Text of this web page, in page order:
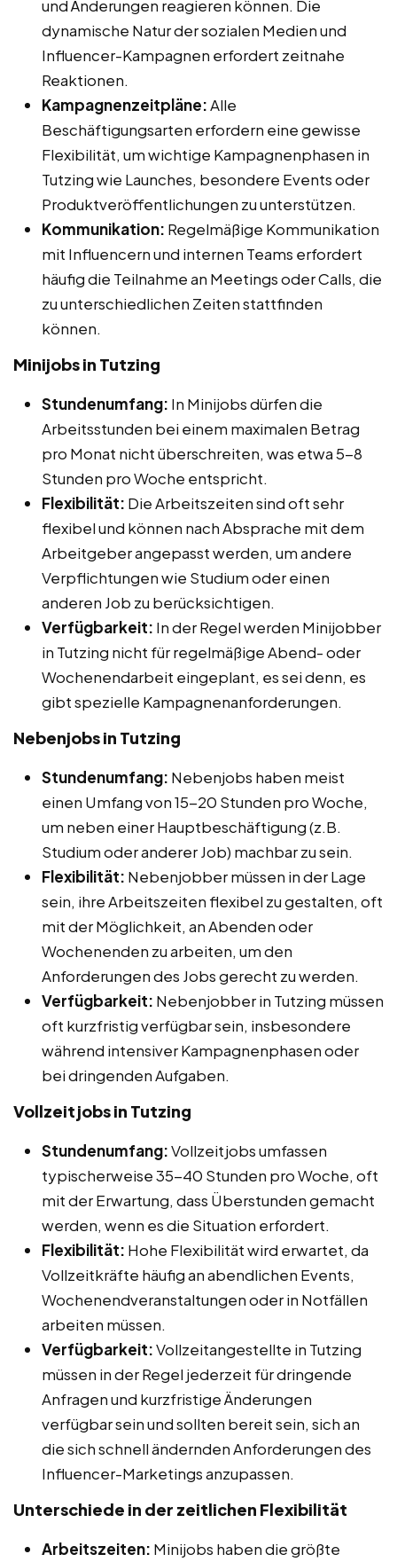
und Änderungen reagieren können. Die
dynamische Natur der sozialen Medien und
Influencer-Kampagnen erfordert zeitnahe
Reaktionen.
Kampagnenzeitpläne:Alle
Beschäftigungsarten erfordern eine gewisse
Flexibilität, um wichtige Kampagnenphasen in
Tutzing wie Launches, besondere Events oder
Produktveröffentlichungen zu unterstützen.
Kommunikation: Regelmäßige Kommunikation
mit Influencern und internen Teams erfordert
häufig die Teilnahme an Meetings oder Calls, die
zu unterschiedlichen Zeiten stattfinden
können.
Minijobs in Tutzing
Stundenumfang: In Minijobs dürfen die
Arbeitsstunden bei einem maximalen Betrag
pro Monat nicht überschreiten, was etwa 5-8
Stunden pro Woche entspricht.
Flexibilität: Die Arbeitszeiten sind oft sehr
flexibel und können nach Absprache mit dem
Arbeitgeber angepasst werden, um andere
Verpflichtungen wie Studium oder einen
anderen Job zu berücksichtigen.
Verfügbarkeit: In der Regel werden Minijobber
in Tutzing nicht für regelmäßige Abend- oder
Wochenendarbeit eingeplant, es sei denn, es
gibt spezielle Kampagnenanforderungen.
Nebenjobs in Tutzing
Stundenumfang: Nebenjobs haben meist
einen Umfang von 15-20 Stunden pro Woche,
um neben einer Hauptbeschäftigung (z.B.
Studium oder anderer Job) machbar zu sein.
Flexibilität: Nebenjobber müssen in der Lage
sein, ihre Arbeitszeiten flexibel zu gestalten, oft
mit der Möglichkeit, an Abenden oder
Wochenenden zu arbeiten, um den
Anforderungen des Jobs gerecht zu werden.
Verfügbarkeit: Nebenjobber in Tutzing müssen
oft kurzfristig verfügbar sein, insbesondere
während intensiver Kampagnenphasen oder
bei dringenden Aufgaben.
Vollzeitjobs in Tutzing
Stundenumfang:Vollzeitjobs umfassen
typischerweise 35-40 Stunden pro Woche, oft
mit der Erwartung, dass Überstunden gemacht
werden, wenn es die Situation erfordert.
Flexibilität: Hohe Flexibilität wird erwartet, da
Vollzeitkräfte häufig an abendlichen Events,
Wochenendveranstaltungen oder in Notfällen
arbeiten müssen.
Verfügbarkeit:Vollzeitangestellte in Tutzing
müssen in der Regel jederzeit für dringende
Anfragen und kurzfristige Änderungen
verfügbar sein und sollten bereit sein, sich an
die sich schnell ändernden Anforderungen des
Influencer-Marketings anzupassen.
Unterschiede in der zeitlichen Flexibilität
Arbeitszeiten: Minijobs haben die größte